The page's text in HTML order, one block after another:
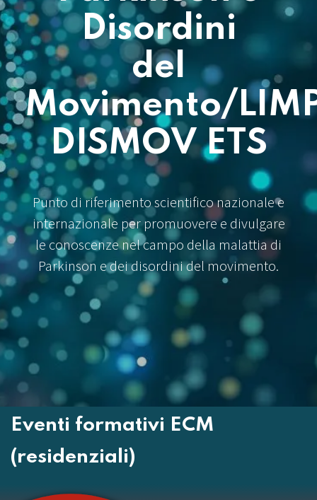
Disordini
del
Movimento/
DISMOV ETS
Punto di riferimento scientifico nazionale e
internazionale per promuovere e divulgare
le conoscenze nel campo della malattia di
Parkinson e dei disordini del movimento.
Eventi formativi ECM
(residenziali)